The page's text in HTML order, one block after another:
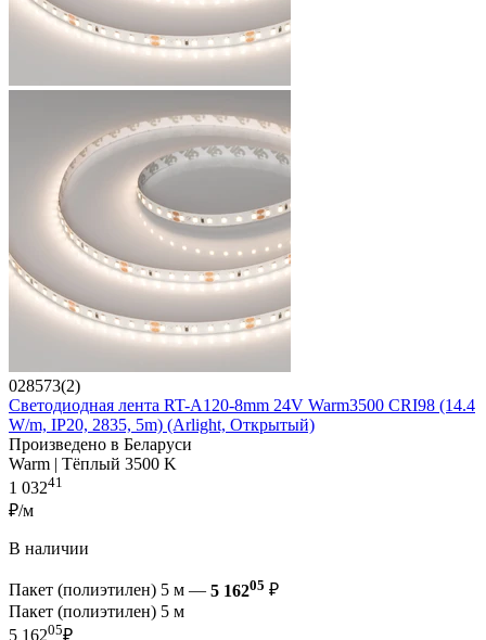
028573(2)
Светодиодная лента RT-A120-8mm 24V Warm3500 CRI98 (14.4
W/m, IP20, 2835, 5m) (Arlight, Открытый)
Произведено в Беларуси
Warm | Тёплый 3500 K
1 03241
₽/м
В наличии
Пакет (полиэтилен) 5 м — 5 16205 ₽
Пакет (полиэтилен) 5 м
5 16205₽